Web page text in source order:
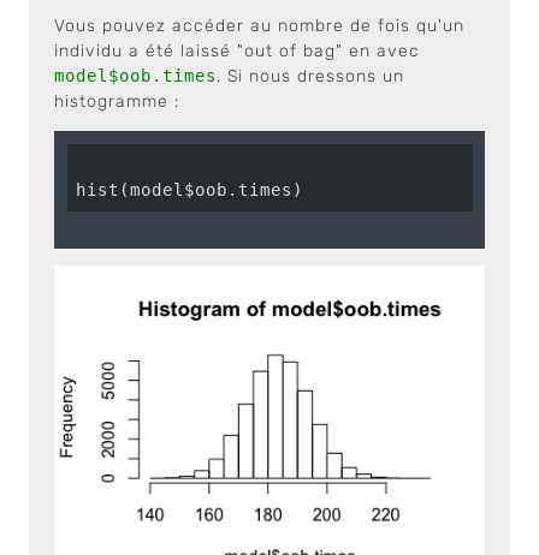
Vous pouvez accéder au nombre de fois qu'un
individu a été laissé "out of bag" en avec
model$oob.times. Si nous dressons un
histogramme :